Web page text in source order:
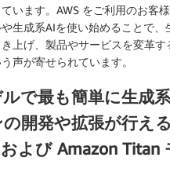
います。AWS をご利用のお客
生成系AIを使い始めることで、
上げ、製品やサービスを変革
声が寄せられています。
で最も簡単に生成
開発や拡張が行え
よび Amazon Titan